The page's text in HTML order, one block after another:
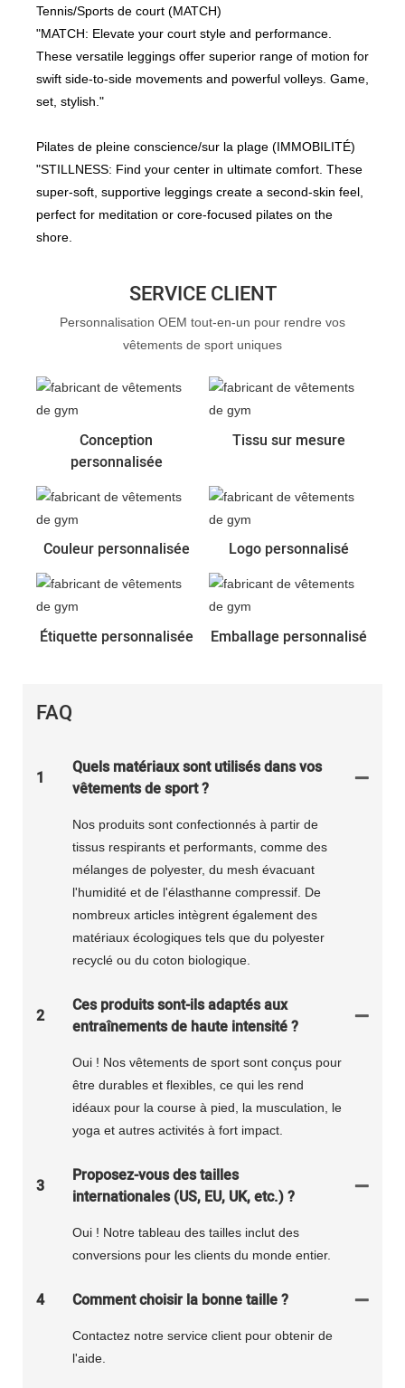
Tennis/Sports de court (MATCH)
"MATCH: Elevate your court style and performance.
These versatile leggings offer superior range of motion for
swift side-to-side movements and powerful volleys. Game,
set, stylish."
Pilates de pleine conscience/sur la plage (IMMOBILITÉ)
"STILLNESS: Find your center in ultimate comfort. These
super-soft, supportive leggings create a second-skin feel,
perfect for meditation or core-focused pilates on the
shore.
SERVICE CLIENT
Personnalisation OEM tout-en-un pour rendre vos
vêtements de sport uniques
Conception
personnalisée
Tissu sur mesure
Couleur personnalisée Logo personnalisé
Étiquette personnalisée Emballage personnalisé
FAQ
1
Quels matériaux sont utilisés dans vos
vêtements de sport ?
Nos produits sont confectionnés à partir de
tissus respirants et performants, comme des
mélanges de polyester, du mesh évacuant
l'humidité et de l'élasthanne compressif. De
nombreux articles intègrent également des
matériaux écologiques tels que du polyester
recyclé ou du coton biologique.
2
Ces produits sont-ils adaptés aux
entraînements de haute intensité ?
Oui ! Nos vêtements de sport sont conçus pour
être durables et flexibles, ce qui les rend
idéaux pour la course à pied, la musculation, le
yoga et autres activités à fort impact.
3
Proposez-vous des tailles
internationales (US, EU, UK, etc.) ?
Oui ! Notre tableau des tailles inclut des
conversions pour les clients du monde entier.
4 Comment choisir la bonne taille ?
Contactez notre service client pour obtenir de
l'aide.